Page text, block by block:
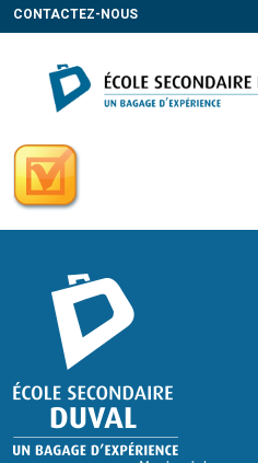
CONTACTEZ-NOUS